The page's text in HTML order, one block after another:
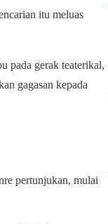
itu meluas
pada gerak teaterikal,
gagasan kepada
pertunjukan, mulai